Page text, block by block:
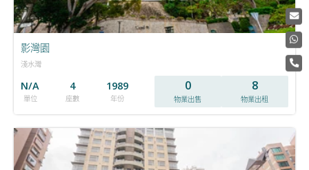
影灣園
淺水灣
N/A
單位
4
座數
1989
年份
0
物業出售
8
物業出租